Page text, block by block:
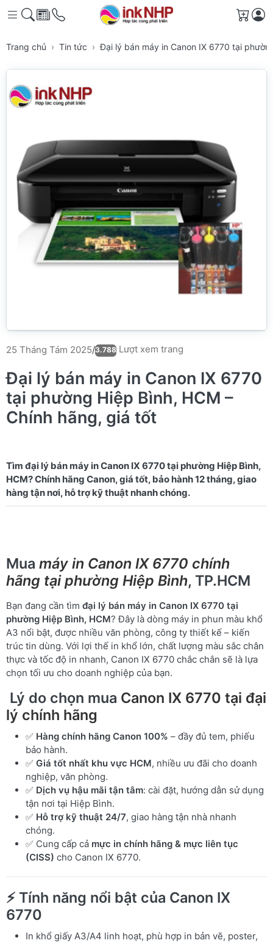
Giỏ
Trang chủ Tin tức Đại lý bán máy in Canon IX 6770 tại
25 Tháng Tám 2025/3.788 Lượt xem trang
Đại lý bán máy in Canon IX 6770
tại phường Hiệp Bình, HCM –
Chính hãng, giá tốt
Tìm đại lý bán máy in Canon IX 6770 tại phường Hiệp Bình,
HCM? Chính hãng Canon, giá tốt, bảo hành 12 tháng, giao
Mua máy in Canon IX 6770 chính
hãng tại phường Hiệp Bình, TP.HCM
Bạn đang cần tìm đại lý bán máy in Canon IX 6770 tại
phường Hiệp Bình, HCM? Đây là dòng máy in phun màu khổ
A3 nổi bật, được nhiều văn phòng, công ty thiết kế – kiến
trúc tin dùng. Với lợi thế in khổ lớn, chất lượng màu sắc chân
thực và tốc độ in nhanh, Canon IX 6770 chắc chắn sẽ là lựa
chọn tối ưu cho doanh nghiệp của bạn.
Lý do chọn mua Canon IX 6770 tại đại
lý chính hãng
✅ Hàng chính hãng Canon 100% – đầy đủ tem, phiếu
bảo hành.
✅ Giá tốt nhất khu vực HCM, nhiều ưu đãi cho doanh
nghiệp, văn phòng.
✅ Dịch vụ hậu mãi tận tâm: cài đặt, hướng dẫn sử dụng
tận nơi tại Hiệp Bình.
✅ Hỗ trợ kỹ thuật 24/7, giao hàng tận nhà nhanh
chóng.
✅ Cung cấp cả mực in chính hãng & mực liên tục
(CISS) cho Canon IX 6770.
⚡ Tính năng nổi bật của Canon IX
6770
In khổ giấy A3/A4 linh hoạt, phù hợp in bản vẽ, poster,